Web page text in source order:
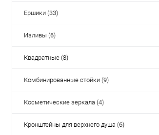
Ершики (33)
Изливы (6)
Квадратные (8)
Комбинированные стойки (9)
Косметические зеркала (4)
Кронштейны для верхнего душа (6)